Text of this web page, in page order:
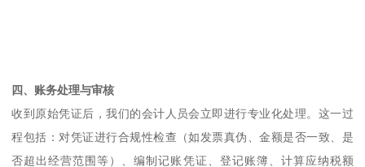
四、账务处理与审核
收到原始凭证后，我们的会计人员会立即进行专业化处理。这一过
程包括：对凭证进行合规性检查（如发票真伪、金额是否一致、是
否超出经营范围等）、编制记账凭证、登记账簿、计算应纳税额